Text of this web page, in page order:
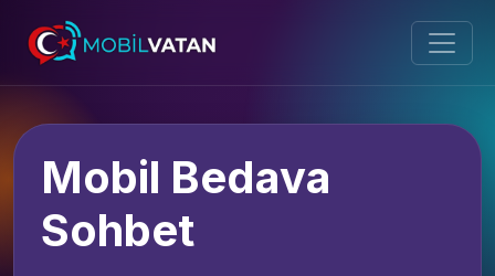
Mobil Bedava
Sohbet